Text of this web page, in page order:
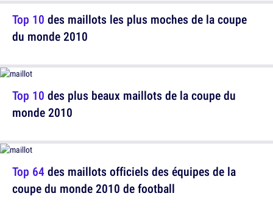
Top 10 des plus beaux maillots de la coupe du
monde 2010
Top 10 des maillots les plus moches de la coupe
du monde 2010
Top 64des maillots officiels des équipes de la
coupe du monde 2010 de football